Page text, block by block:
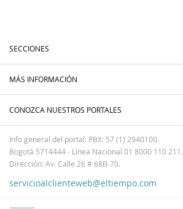
SECCIONES
MÁS INFORMACIÓN
CONOZCA NUESTROS PORTALES
Info general del portal: PBX: 57 (1) 2940100.
Bogotá 5714444 - Línea Nacional 01 8000 110 211.
Dirección: Av. Calle 26 # 68B-70.
servicioalclienteweb@eltiempo.com